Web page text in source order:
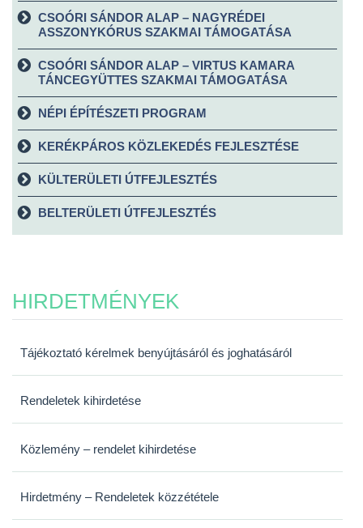
CSOÓRI SÁNDOR ALAP – NAGYRÉDEI
ASSZONYKÓRUS SZAKMAI TÁMOGATÁSA
CSOÓRI SÁNDOR ALAP – VIRTUS KAMARA
TÁNCEGYÜTTES SZAKMAI TÁMOGATÁSA
NÉPI ÉPÍTÉSZETI PROGRAM
KERÉKPÁROS KÖZLEKEDÉS FEJLESZTÉSE
KÜLTERÜLETI ÚTFEJLESZTÉS
BELTERÜLETI ÚTFEJLESZTÉS
HIRDETMÉNYEK
Tájékoztató kérelmek benyújtásáról és joghatásáról
Rendeletek kihirdetése
Közlemény – rendelet kihirdetése
Hirdetmény – Rendeletek közzététele